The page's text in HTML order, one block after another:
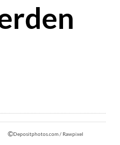
©Depositphotos.com / Rawpixel